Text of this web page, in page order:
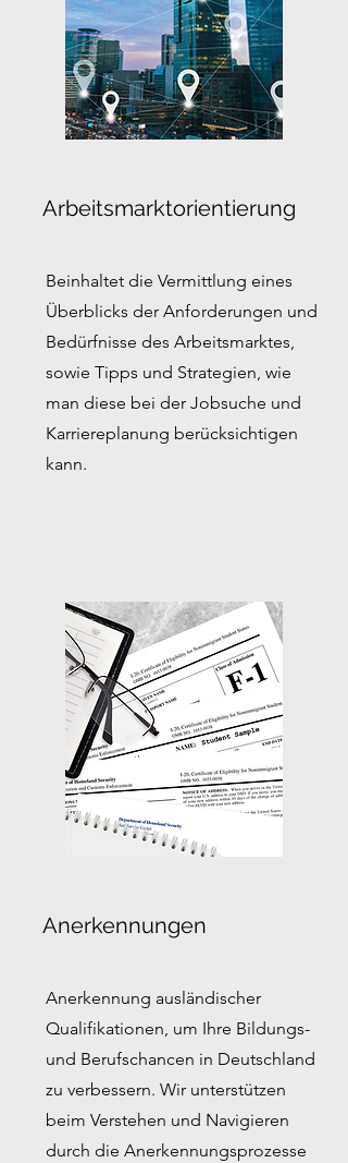
Arbeitsmarktorientierung
Beinhaltet die Vermittlung eines
Überblicks der Anforderungen und
Bedürfnisse des Arbeitsmarktes,
sowie Tipps und Strategien, wie
man diese bei der Jobsuche und
Karriereplanung berücksichtigen
kann.
Anerkennungen
Anerkennung ausländischer
Qualifikationen, um Ihre Bildungs-
und Berufschancen in Deutschland
zu verbessern. Wir unterstützen
beim Verstehen und Navigieren
durch die Anerkennungsprozesse